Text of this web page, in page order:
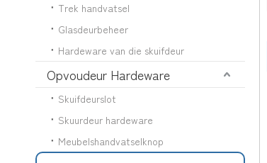
Trek handvatsel
Glasdeurbeheer
Hardeware van die skuifdeur
Opvoudeur Hardeware
Skuifdeurslot
Skuurdeur hardeware
Meubelshandvatselknop